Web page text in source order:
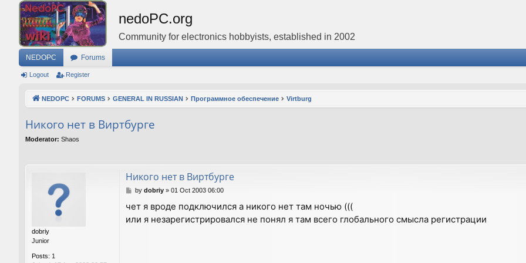
nedoPC.org
Community for electronics hobbyists, established in 2002
NEDOPC Forums
Logout Register
NEDOPC FORUMS GENERAL IN RUSSIAN Программное обеспечение Virtburg
Никого нет в Виртбурге
Moderator: Shaos
dobriy
Junior
Posts: 1
Никого нет в Виртбурге
P
s
t
by dobriy» 01 Oct 2003 06:00
чет я вроде подключился а никого нет там ночью (((
или я незарегистрировался не понял я там всего глобального смысла регистрации